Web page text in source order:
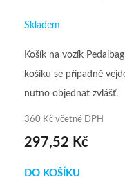
Skladem
360 Kč včetně DPH
297,52 Kč
DO KOŠÍKU
Košík na vozík
košíku se případně
nutno objednat zvlášť.